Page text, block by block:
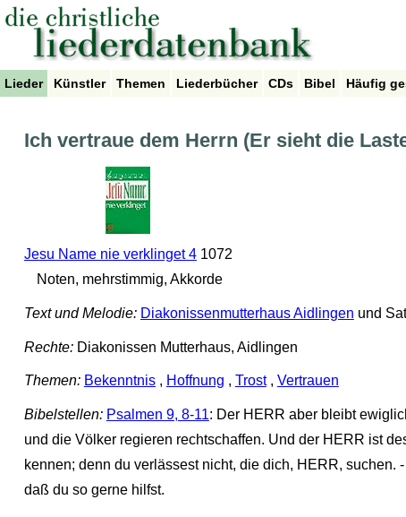
Lieder Künstler Themen Liederbücher CDs Bibel Häufig
Ich vertraue dem Herrn (Er sieht die
Jesu Name nie verklinget 41072
Noten, mehrstimmig, Akkorde
Text und Melodie: Diakonissenmutterhaus Aidlingen und
Rechte:Diakonissen Mutterhaus, Aidlingen
Themen: Bekenntnis, Hoffnung , Trost, Vertrauen
Bibelstellen: Psalmen 9, 8-11: Der HERR aber bleibt
und die Völker regieren rechtschaffen. Und der HERR ist
kennen; denn du verlässest nicht, die dich, HERR, suchen. -
daß du so gerne hilfst.